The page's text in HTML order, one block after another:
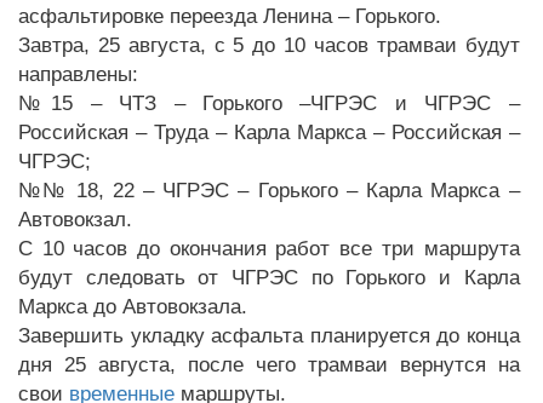
асфальтировке переезда Ленина – Горького.
Завтра, 25 августа, с 5 до 10 часов трамваи будут
направлены:
№15 – ЧТЗ – Горького –ЧГРЭС и ЧГРЭС –
Российская – Труда – Карла Маркса – Российская –
ЧГРЭС;
№№ 18, 22 – ЧГРЭС – Горького – Карла Маркса –
Автовокзал.
С 10 часов до окончания работ все три маршрута
будут следовать от ЧГРЭС по Горького и Карла
Маркса до Автовокзала.
Завершить укладку асфальта планируется до конца
дня 25 августа, после чего трамваи вернутся на
свои временные маршруты.